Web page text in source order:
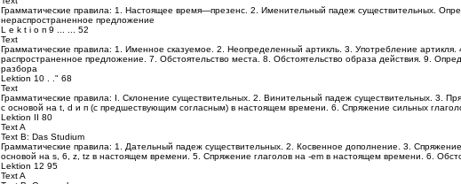
Грамматические правила: 1. Настоящее время—презенс. 2. Именительный падеж существительных.
нераспространенное предложение
L e k t i о п 9 ... ... 52
Text
Грамматические правила: 1. Именное сказуемое. 2. Неопределенный артикль. 3. Употребление
распространенное предложение. 7. Обстоятельство места. 8. Обстоятельство образа действия. 9.
разбора
Lektion 10 . ." 68
Text
Грамматические правила: I. Склонение существительных. 2. Винительный падеж существительных. 3.
с основой на t, d и п (с предшествующим согласным) в настоящем времени. 6. Спряжение сильных
Lektion II 80
Text A
Text В: Das Studium
Грамматические правила: 1. Дательный падеж существительных. 2. Косвенное дополнение. 3.
основой на s, 6, z, tz в настоящем времени. 5. Спряжение глаголов на -em в настоящем времени. 6.
Lektion 12 95
Text A